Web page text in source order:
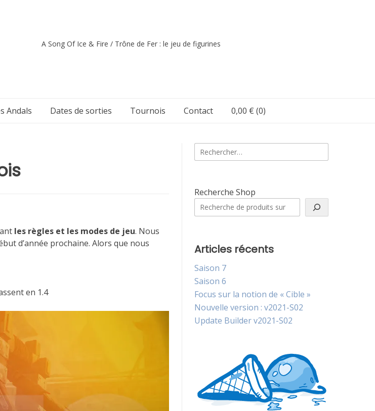
A Song Of Ice & Fire / Trône de Fer : le jeu de figurines
Andals Dates de sorties Tournois Contact 0,00 € (0)
les règles et les modes de jeu. Nous
d’année prochaine. Alors que nous
en 1.4
Rechercher :
Recherche Shop
Articles récents
Saison 7
Saison 6
Focus sur la notion de « Cible »
Nouvelle version : v2021-S02
Update Builder v2021-S02